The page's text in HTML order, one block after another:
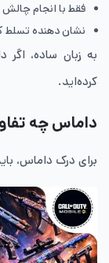
فقط با انجام
نشان دهنده تسلط
به زبان ساده،
کرده‌اید.
داماس چه
برای درک داماس،